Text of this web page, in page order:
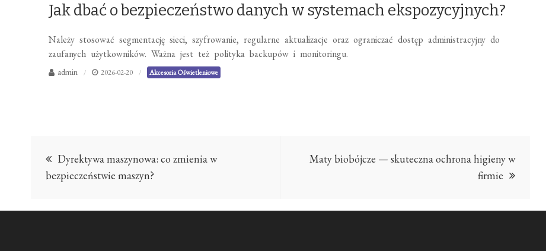
Jak dbać o bezpieczeństwo danych w systemach ekspozycyjnych?
Należy stosować segmentację sieci, szyfrowanie, regularne aktualizacje oraz ograniczać dostęp administracyjny do
zaufanych użytkowników. Ważna jest też polityka backupów i monitoringu.
admin 2026-02-20 Akcesoria Oświetleniowe
Nawigacja
wpisu
Dyrektywa maszynowa: co zmienia w
bezpieczeństwie maszyn?
Maty biobójcze — skuteczna ochrona higieny w
firmie